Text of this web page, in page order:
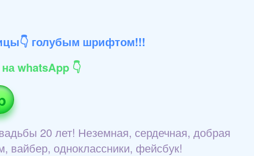
голубым шрифтом!!!
whatsApp 👇
20 лет! Неземная, сердечная, добрая
вайбер, одноклассники, фейсбук!